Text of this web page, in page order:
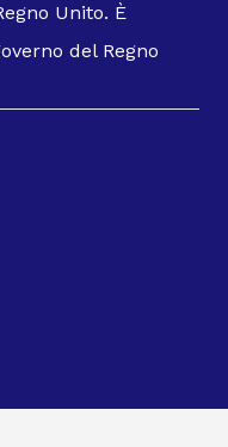
Unito. È
del Regno